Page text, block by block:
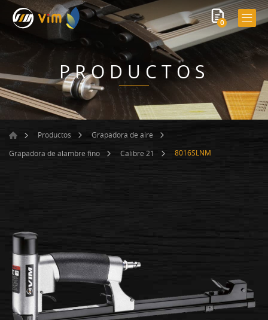
0
PRODUCTOS
Productos
Grapadora de aire
Grapadora de alambre fino
Calibre 21 8016SLNM